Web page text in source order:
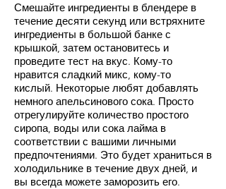
Смешайте ингредиенты в блендере в
течение десяти секунд или встряхните
ингредиенты в большой банке с
крышкой, затем остановитесь и
проведите тест на вкус. Кому-то
нравится сладкий микс, кому-то
кислый. Некоторые любят добавлять
немного апельсинового сока. Просто
отрегулируйте количество простого
сиропа, воды или сока лайма в
соответствии с вашими личными
предпочтениями. Это будет храниться в
холодильнике в течение двух дней, и
вы всегда можете заморозить его.